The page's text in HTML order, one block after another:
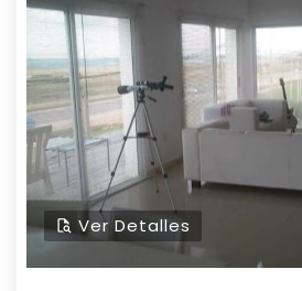
todos los servicios.
Ver Detalles